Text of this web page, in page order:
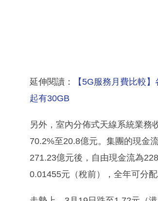
延伸閱讀：
【5G服務月費比較
起有30GB
另外，室內分佈式天線系統業務
70.2%至20.8億元。集團的現金
271.23億元後，自由現金流為
0.01455元（稅前），全年可分配